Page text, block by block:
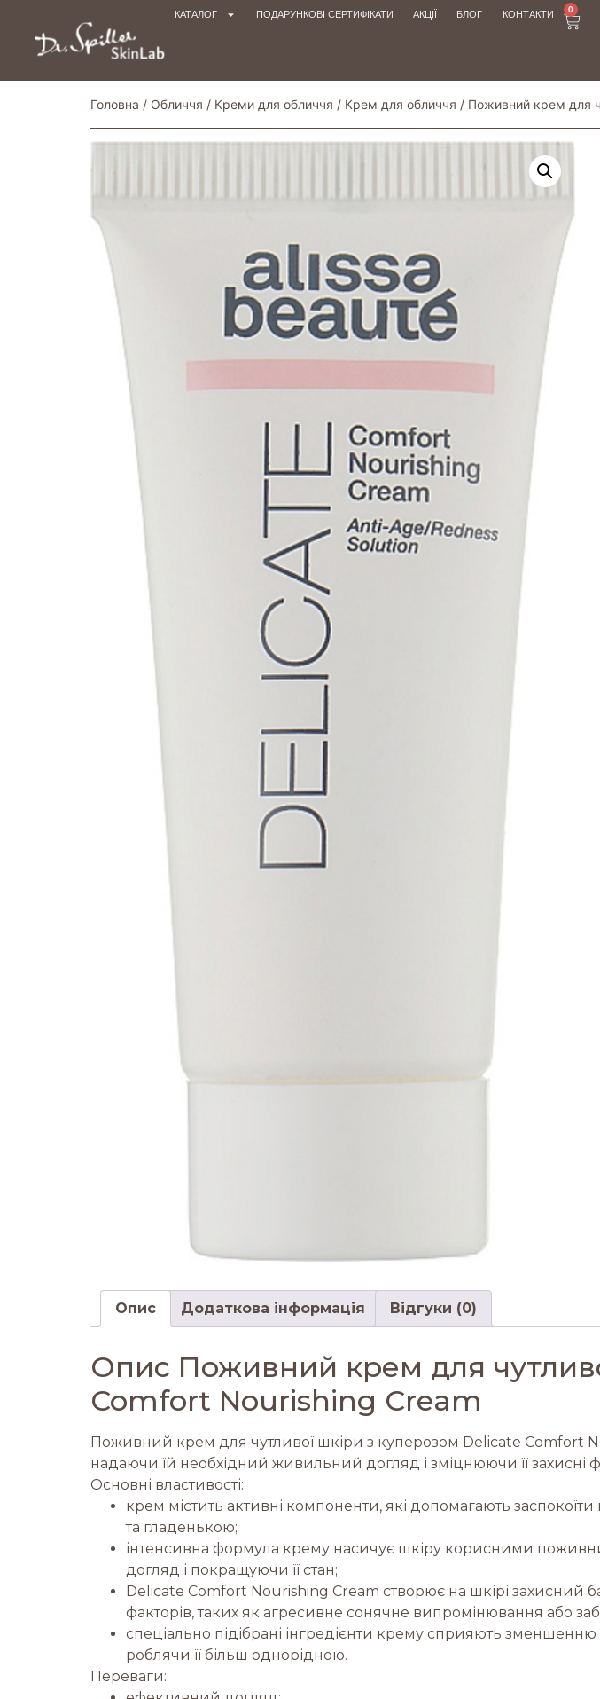
КАТАЛОГ ПОДАРУНКОВІ СЕРТИФІКАТИ АКЦІЇ БЛОГ КОНТАКТИ 0
Головна / Обличчя / Креми для обличчя / Крем для обличчя / Поживний крем для
Опис Додаткова інформація Відгуки (0)
Опис Поживний крем для
Comfort Nourishing Cream
Поживний крем для чутливої шкіри з куперозом Delicate Comfort
надаючи їй необхідний живильний догляд і зміцнюючи її захисні
Основні властивості:
крем містить активні компоненти, які допомагають
та гладенькою;
інтенсивна формула крему насичує шкіру корисними
догляд і покращуючи її стан;
Delicate Comfort Nourishing Cream створює на шкірі захисний
факторів, таких як агресивне сонячне випромінювання або
спеціально підібрані інгредієнти крему сприяють
роблячи її більш однорідною.
Переваги: